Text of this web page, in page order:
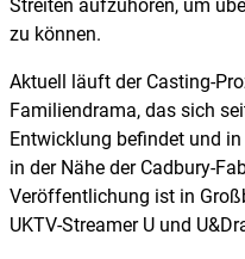
Streiten aufzuhören, um
zu können.
Aktuell läuft der Casting-
Familiendrama, das sich
Entwicklung befindet und
in der Nähe der Cadbury-
Veröffentlichung ist in
UKTV-Streamer U und